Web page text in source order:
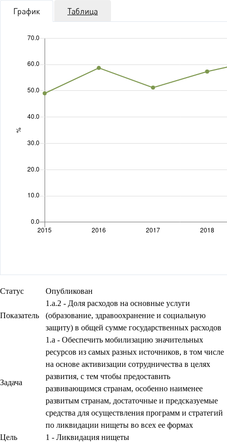
Статус Опубликован
Показатель
1.a.2 - Доля расходов на основные услуги
(образование, здравоохранение и социальную
защиту) в общей сумме государственных расходов
Задача
1.a - Обеспечить мобилизацию значительных
ресурсов из самых разных источников, в том числе
на основе активизации сотрудничества в целях
развития, с тем чтобы предоставить
развивающимся странам, особенно наименее
развитым странам, достаточные и предсказуемые
средства для осуществления программ и стратегий
по ликвидации нищеты во всех ее формах
Цель
1 - Ликвидация нищеты